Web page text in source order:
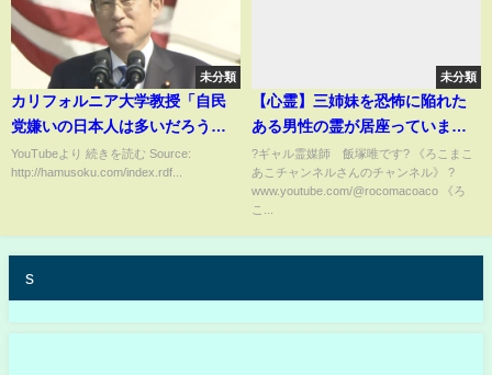
未分類
カリフォルニア大学教授「自民
党嫌いの日本人は多いだろう
が、野党はもっとまずい。つま
り、日本の有権者には、「好ま
YouTubeより 続きを読む Source:
http://hamusoku.com/index.rdf...
未分類
【心霊】三姉妹を恐怖に陥れた
ある男性の霊が居座っていまし
た、、、【ギャル霊媒師】【ろ
こまこあこ】
?ギャル霊媒師 飯塚唯です? 《ろこまこ
あこチャンネルさんのチャンネル》 ?
www.youtube.com/@rocomacoaco 《ろ
こ...
s